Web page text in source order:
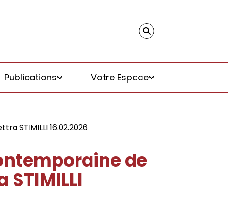
Publications Votre Espace
STIMILLI 16.02.2026
de